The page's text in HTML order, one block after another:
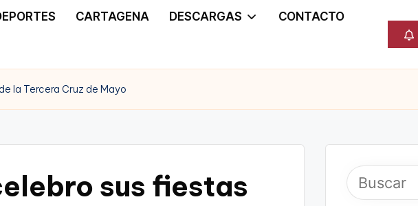
CARTAGENA DESCARGAS CONTACTO
la Tercera Cruz de Mayo
sus fiestas